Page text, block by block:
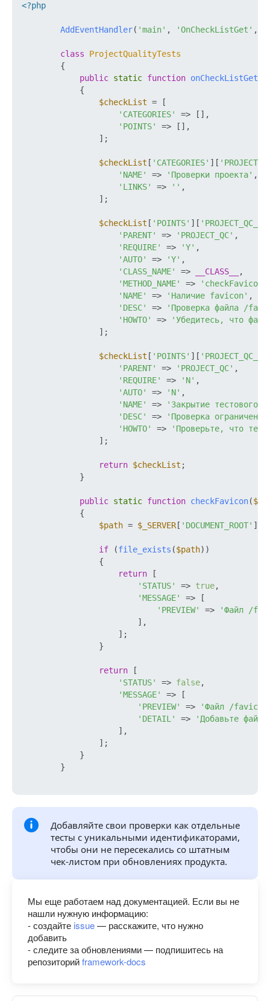
<?php
AddEventHandler( 'main' , 'OnCheckListGet' , [
class
ProjectQualityTests
{
public static function onCheckListGet
{
$checkList = [
'CATEGORIES'
=> [],
'POINTS'
=> [],
                ];
$checkList [ 'CATEGORIES' ][
'NAME'
=> 'Проверки проекта' ,
'LINKS'
=> '' ,
                ];
$checkList [ 'POINTS' ][
'PARENT'
=> 'PROJECT_QC' ,
'REQUIRE'
=> 'Y' ,
'AUTO'
=> 'Y' ,
'CLASS_NAME'
=> __CLASS__
,
'METHOD_NAME'
=> 'checkFavicon'
'NAME'
=> 'Наличие favicon' ,
'DESC'
=>
'Проверка файла /
'HOWTO'
=>
'Убедитесь, что
                ];
$checkList [ 'POINTS' ][
'PARENT'
=> 'PROJECT_QC' ,
'REQUIRE'
=> 'N' ,
'AUTO'
=> 'N' ,
'NAME'
=>
'Закрытие тестового
'DESC'
=>
'Проверка
'HOWTO'
=>
'Проверьте, что
                ];
return $checkList ;
            }
public static function checkFavicon(
{
$path = $_SERVER [ 'DOCUMENT_ROOT' ]
if (file_exists ($path))
                {
return [
'STATUS'
=> true,
'MESSAGE'
=> [
'PREVIEW'
=>
'Файл /
                        ],
                    ];
                }
return [
'STATUS'
=> false,
'MESSAGE'
=> [
'PREVIEW'
=>
'Файл /
'DETAIL'
=>
'Добавьте
                    ],
                ];
            }
        }
Добавляйте свои проверки как отдельные
тесты с уникальными идентификаторами,
чтобы они не пересекались со штатным
чек-листом при обновлениях продукта.
Мы еще работаем над документацией. Если вы не
нашли нужную информацию:
- создайте issue— расскажите, что нужно
добавить
- следите за обновлениями — подпишитесь на
репозиторийframework-docs